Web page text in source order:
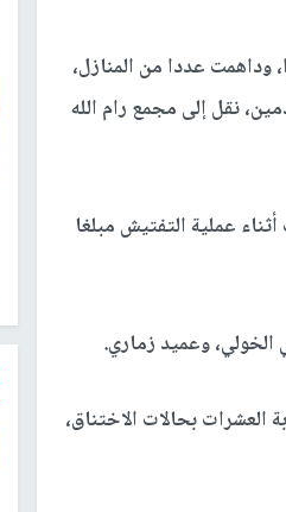
وداهمت عددا من المنازل،
نقل إلى مجمع رام الله
عملية التفتيش مبلغا
الخولي، وعميد زماري.
العشرات بحالات الاختناق،